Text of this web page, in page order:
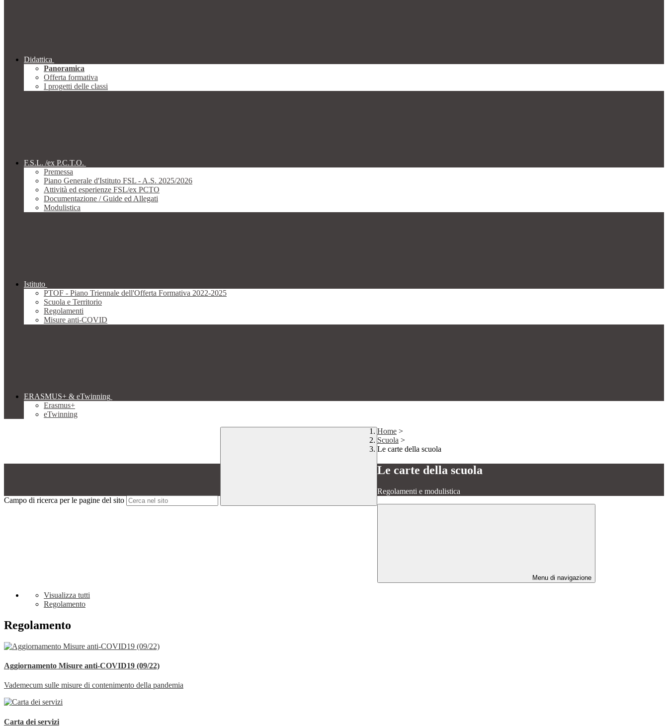
Didattica
Panoramica
Offerta formativa
I progetti delle classi
F.S.L. /ex P.C.T.O.
Premessa
Piano Generale d'Istituto FSL - A.S. 2025/2026
Attività ed esperienze FSL/ex PCTO
Documentazione / Guide ed Allegati
Modulistica
Istituto
PTOF - Piano Triennale dell'Offerta Formativa 2022-2025
Scuola e Territorio
Regolamenti
Misure anti-COVID
ERASMUS+ & eTwinning
Erasmus+
eTwinning
Campo di ricerca per le pagine del sito
Home >
Scuola >
Le carte della scuola
Le carte della scuola
Regolamenti e modulistica
Menu di navigazione
Visualizza tutti
Regolamento
Regolamento
Aggiornamento Misure anti-COVID19 (09/22)
Vademecum sulle misure di contenimento della pandemia
Carta dei servizi